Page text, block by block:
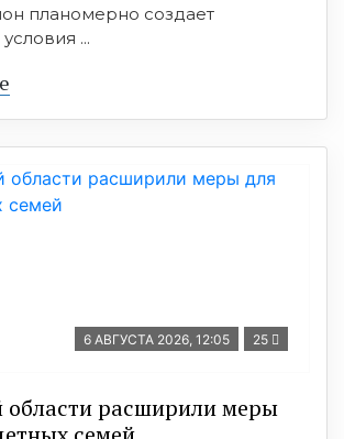
планомерно создает
...
6 АВГУСТА 2026, 12:05 25
области расширили меры